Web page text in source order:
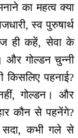
का महत्व क्या
स्व पुरुषार्थ
ही कहें, सेवा के
और गोल्डन चुन्नी
किसलिए पहनाई?
गोल्डन। और
कौन से पहनेंगे?
सदा, कभी गले से